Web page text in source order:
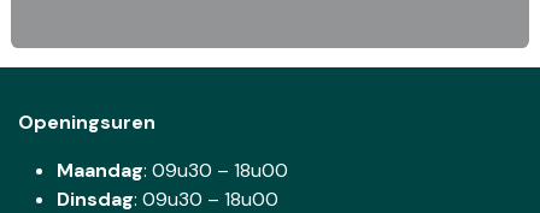
Openingsuren
Maandag: 09u30 – 18u00
Dinsdag: 09u30 – 18u00